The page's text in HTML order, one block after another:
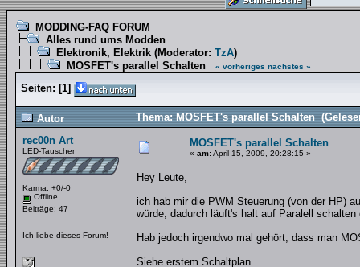
MODDING-FAQ FORUM
Alles rund ums Modden
Elektronik, Elektrik (Moderator: TzA)
MOSFET's parallel Schalten
« vorheriges nächstes »
Seiten: [1]
Autor
Thema: MOSFET's parallel Schalten
rec00n Art
LED-Tauscher
Karma: +0/-0
Offline
Beiträge: 47
Ich liebe dieses Forum!
MOSFET's parallel Schalten
« am:April 15, 2009, 20:28:15 »
Hey Leute,
ich hab mir die PWM Steuerung (von der HP)
würde, dadurch läuft's halt auf Paralell schalten
Hab jedoch irgendwo mal gehört, dass man
Siehe erstem Schaltplan....